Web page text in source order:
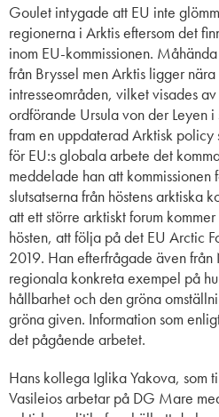
Goulet intygade att EU inte
regionerna i Arktiseftersom det
inom EU-kommissionen. Måhända
från Bryssel men Arktis ligger
intresseområden, vilket visades
ordförande Ursula vonder Leyen i
fram en uppdaterad Arktisk policy
för EU:s globala arbete det
meddelade hanatt kommissionen
slutsatsernafrån höstens arktiska
att ett större arktiskt forum kommer
hösten, att följa på det EU Arctic
2019. Han efterfrågade även från
regionala konkretaexempel på
hållbarhetoch den gröna
gröna given. Information som
det pågående arbetet.
Hans kollega IglikaYakova, som
Vasileiosarbetarpå DG Mare